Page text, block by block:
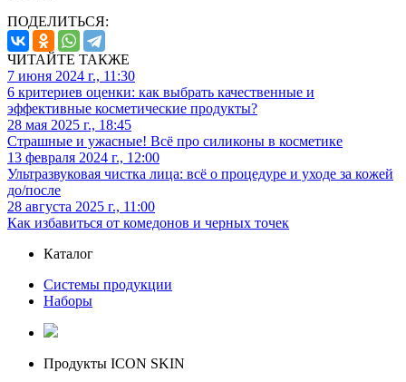
ПОДЕЛИТЬСЯ:
ЧИТАЙТЕ ТАКЖЕ
7 июня 2024 г., 11:30
6 критериев оценки: как выбрать качественные и
эффективные косметические продукты?
28 мая 2025 г., 18:45
Страшные и ужасные! Всё про силиконы в косметике
13 февраля 2024 г., 12:00
Ультразвуковая чистка лица: всё о процедуре и уходе за кожей
до/после
28 августа 2025 г., 11:00
Как избавиться от комедонов и черных точек
Каталог
Системы продукции
Наборы
Продукты ICON SKIN